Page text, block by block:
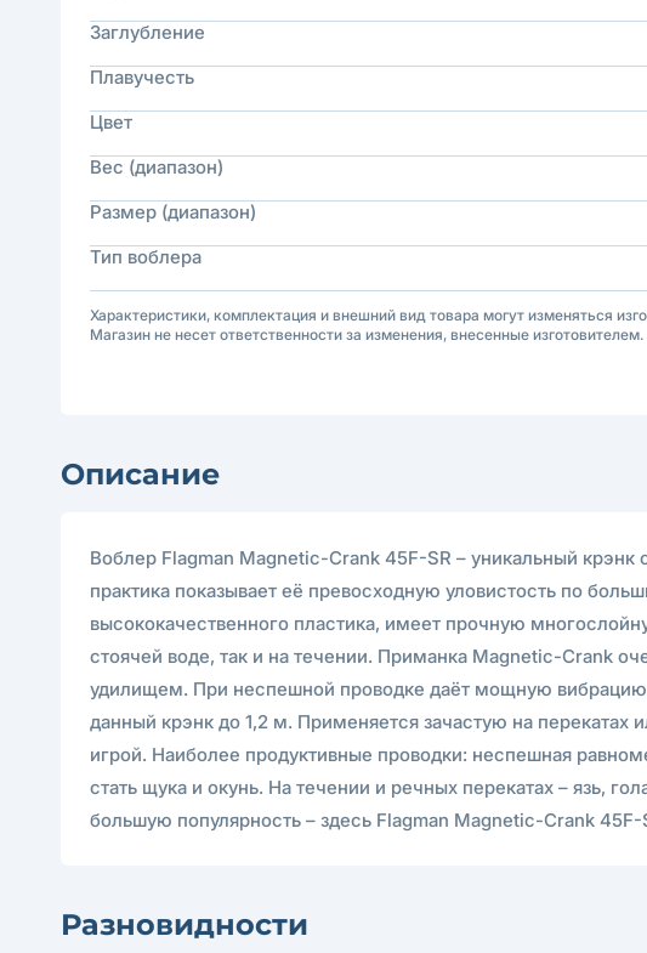
Заглубление
Плавучесть
Цвет
Вес (диапазон)
Размер (диапазон)
Тип воблера
Характеристики, комплектация и внешний вид товара могут изменяться
Магазин не несет ответственности за изменения, внесенные изготовителем.
Описание
Воблер Flagman Magnetic-Crank 45F-SR – уникальный
практика показывает её превосходную уловистость по
высококачественного пластика, имеет прочную
стоячей воде, так и на течении. Приманка Magnetic-Crank
удилищем. При неспешной проводке даёт мощную
данный крэнк до 1,2 м. Применяется зачастую на перекатах
игрой. Наиболее продуктивные проводки: неспешная
стать щука и окунь. На течении и речных перекатах – язь,
большую популярность – здесь Flagman Magnetic-Crank
Разновидности